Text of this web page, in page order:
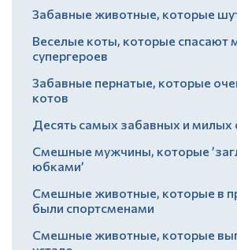
Забавные животные, которые
Веселые коты, которые спасают
супергероев
Забавные пернатые, которые
котов
Десять самых забавных и милых
Смешные мужчины, которые
юбками’
Смешные животные, которые в
были спортсменами
Смешные животные, которые